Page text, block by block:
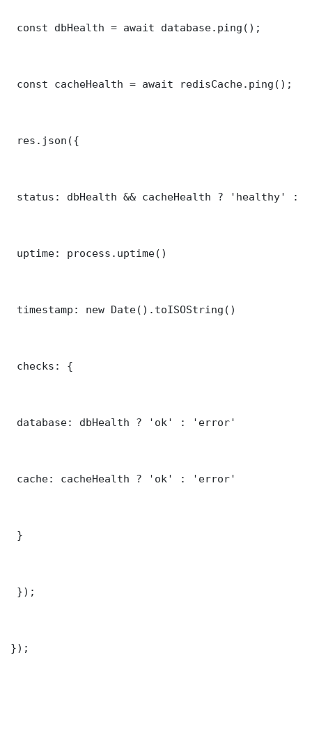
const dbHealth = await database.ping();
const cacheHealth = await redisCache.ping();
res.json({
status: dbHealth && cacheHealth ? 'healthy' :
uptime: process.uptime()
timestamp: new Date().toISOString()
checks: {
database: dbHealth ? 'ok' : 'error'
cache: cacheHealth ? 'ok' : 'error'
}
});
});